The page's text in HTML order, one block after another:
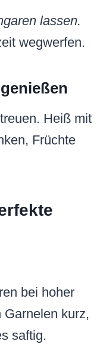
lassen.
wegwerfen.
Heiß mit
Früchte
bei hoher
kurz,
saftig.